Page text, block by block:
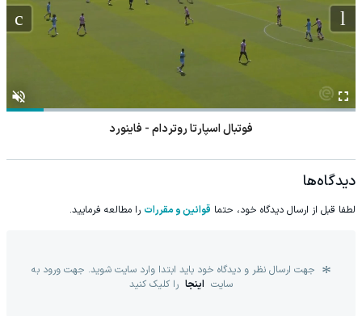
فوتبال اسپارتا روتردام - فاینورد
دیدگاه‌ها
لطفا قبل از ارسال دیدگاه خود، حتما قوانین و مقررات را مطالعه فرمایید.
جهت ارسال نظر و دیدگاه خود باید ابتدا وارد سایت شوید. جهت ورود به
سایت اینجا را کلیک کنید